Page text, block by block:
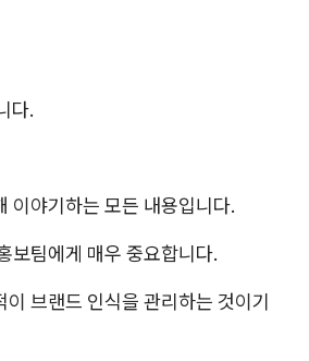
다.
이야기하는 모든 내용입니다.
보팀에게 매우 중요합니다.
브랜드 인식을 관리하는 것이기